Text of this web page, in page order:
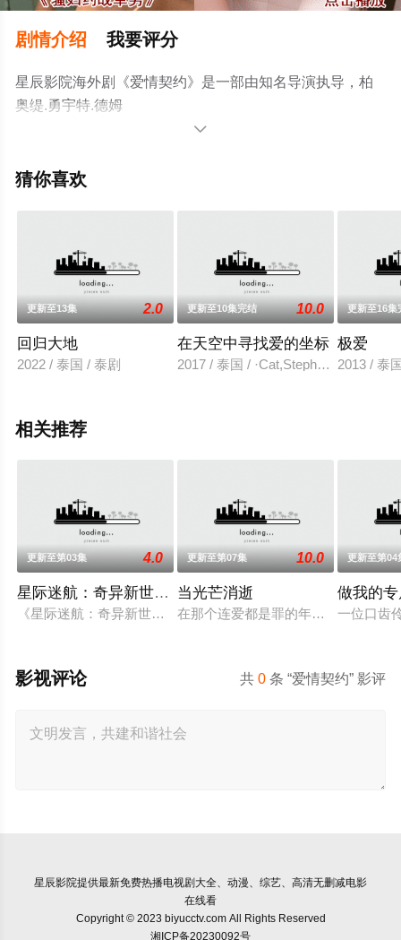
剧情介绍 我要评分
星辰影院海外剧《爱情契约》是一部由知名导演执导，柏
奥缇.勇宇特.德姆
托,Oat,Phasakorn,Sararatana,Theer,Theerawat,Thanakhum
版电视剧全集就上星辰电影院，热播电视剧提前免费观

猜你喜欢
更新至13集 2.0
回归大地
2022 / 泰国 / 泰剧
更新至10集完结 10.0
在天空中寻找爱的坐标
2017 / 泰国 / ·Cat,Stephany,Auernig
更新至16集
极爱
2013 / 泰
相关推荐
更新至第03集 4.0
星际迷航：奇异新世界第四季
《星际迷航：奇异新世界》已续订第四季。
更新至第07集 10.0
当光芒消逝
在那个连爱都是罪的年代，他们选择
更新至第04
做我的
一位口齿
共0 条 “爱情契约” 影评
影视评论
星辰影院提供最新免费热播电视剧大全、动漫、综艺、高清无删减电影
在线看
Copyright © 2023 biyucctv.com All Rights Reserved
湘ICP备20230092号